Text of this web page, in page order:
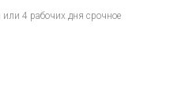
4 рабочих дня срочное